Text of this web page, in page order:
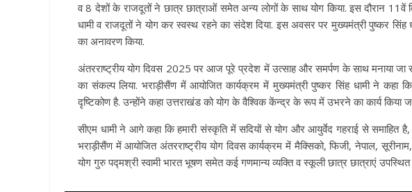
व 8 देशों के राजदूतों ने छात्र छात्राओं समेत अन्य लोगों के साथ योग किया. इस दौरान 11वें
धामी व राजदूतों ने योग कर स्वस्थ रहने का संदेश दिया. इस अवसर पर मुख्यमंत्री पुष्कर सिंह
का अनावरण किया.
अंतरराष्ट्रीय योग दिवस 2025 पर आज पूरे प्रदेश में उत्साह और समर्पण के साथ मनाया
का संकल्प लिया. भराड़ीसैंण में आयोजित कार्यक्रम में मुख्यमंत्री पुष्कर सिंह धामी ने
दृष्टिकोण है. उन्होंने कहा उत्तराखंड को योग के वैश्विक केंन्द्र के रूप में उभरने का कार्य किया
सीएम धामी ने आगे कहा कि हमारी संस्कृति में सदियों से योग और आयुर्वेद गहराई से समाहित है,
भराड़ीसैंण में आयोजित अंतरराष्ट्रीय योग दिवस कार्यक्रम में मैक्सिको, फिजी, नेपाल,
योग गुरु पद्मश्री स्वामी भारत भूषण समेत कई गणमान्य व्यक्ति व स्कूली छात्र छात्राएं उपस्थित